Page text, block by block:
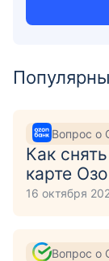
Вопрос о
Как
карте
16 октября
Вопрос о